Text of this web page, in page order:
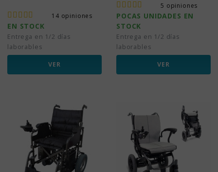
14 opiniones
EN STOCK
Entrega en 1/2 días
laborables
VER
5 opiniones
POCAS UNIDADES EN
STOCK
Entrega en 1/2 días
laborables
VER